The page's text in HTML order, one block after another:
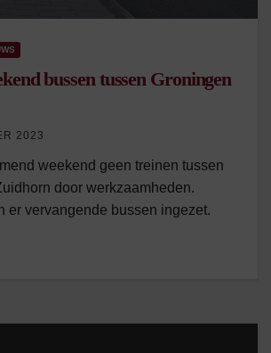
bussen tussen Groningen
2023
weekend geen treinen tussen
door werkzaamheden.
er vervangende bussen ingezet.